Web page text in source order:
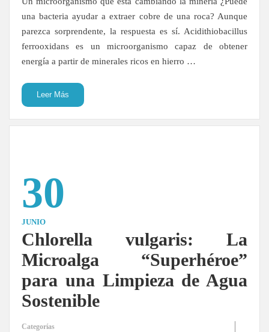
una bacteria ayudar a extraer cobre de una roca? Aunque
parezca sorprendente, la respuesta es sí. Acidithiobacillus
ferrooxidans es un microorganismo capaz de obtener
energía a partir de minerales ricos en hierro …
Leer Más
30
JUNIO
Chlorella vulgaris: La
Microalga “Superhéroe”
para una Limpieza de Agua
Sostenible
Categorías